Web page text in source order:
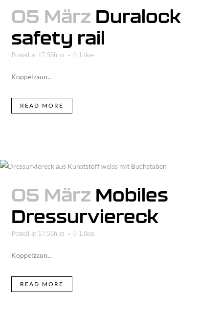
05 März Duralock
safety rail
Posted at 17:56h in 0 Likes
Koppelzaun...
READ MORE
05 März Mobiles
Dressurviereck
Posted at 17:56h in 0 Likes
Koppelzaun...
READ MORE